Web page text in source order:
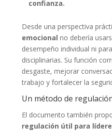
confianza.
Desde una perspectiva
emocional no debería
desempeño individual ni
disciplinarias. Su función
desgaste, mejorar
trabajo y fortalecer la
Un método de
El documento también
regulación útil para